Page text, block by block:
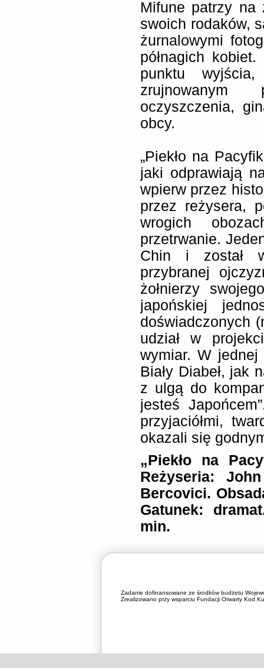
Mifune patrzy na
swoich rodaków,
żurnalowymi
półnagich
punktu
oczyszczenia,
obcy.
„Piekło na
jaki odprawiają
wpierw przez
przez reżysera,
wrogich
przetrwanie.
Chin i został
przybranej
żołnierzy
japońskiej
doświadczonych
udział w
wymiar. W
Biały Diabeł, jak
z ulgą do
jesteś
przyjaciółmi,
okazali się
„Piekło na
Reżyseria:
Bercovici.
Gatunek:
min.
Zadanie dofinansowane ze środków budżetu
Zrealizowano przy wsparciu Fundacji Otwarty Kod